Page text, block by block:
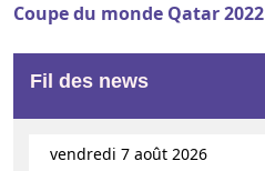
Coupe du monde Qatar 2022
Fil des news
vendredi 7 août 2026